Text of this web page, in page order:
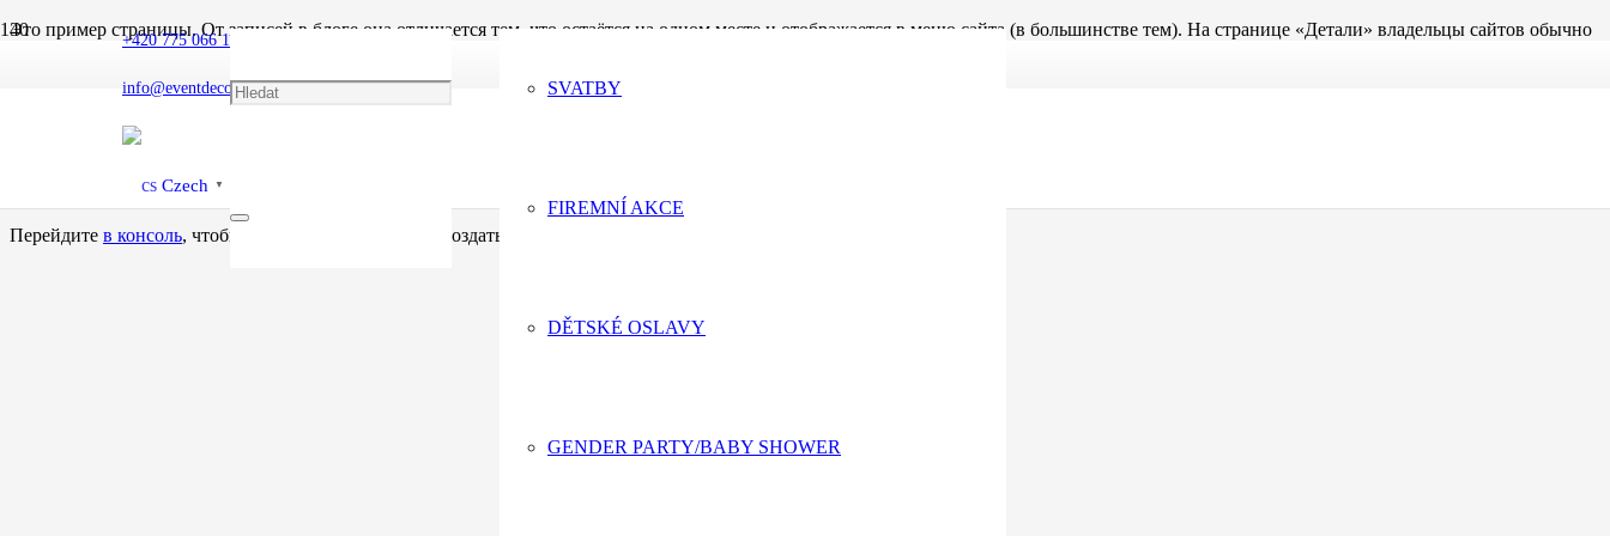
+420 775 066 136
info@eventdecor.cz
Czech ▼
SVATBY
FIREMNÍ AKCE
DĚTSKÉ OSLAVY
GENDER PARTY/BABY SHOWER
Это пример страницы. От записей в блоге она отличается тем, что остаётся на одном месте и отображается в меню сайта (в большинстве тем). На странице «Детали» владельцы сайтов обычно
рассказывают о себе потенциальным посетителям. Например, так:
Привет! Днём я курьер, а вечером — подающий надежды актёр. Это мой блог. Я живу в Ростове-на-Дону, люблю своего пса Джека и пинаколаду. (И ещё попадать под дождь.)
приносит много пользы жителям Готэма.
Перейдите в консоль, чтобы удалить эту страницу и создать новые. Успехов!
Napište nám!